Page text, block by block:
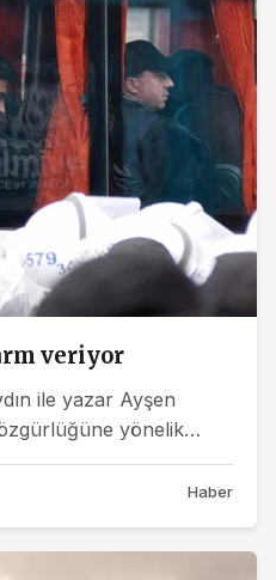
veriyor
ile yazar Ayşen
yönelik
tartışmalarının...
Haber